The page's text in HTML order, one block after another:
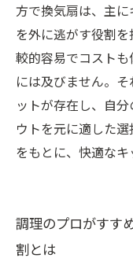
方で換気扇は、主
を外に逃がす役割
較的容易でコスト
には及びません。
ットが存在し、自
ウトを元に適した
をもとに、快適なキ
調理のプロがすす
割とは